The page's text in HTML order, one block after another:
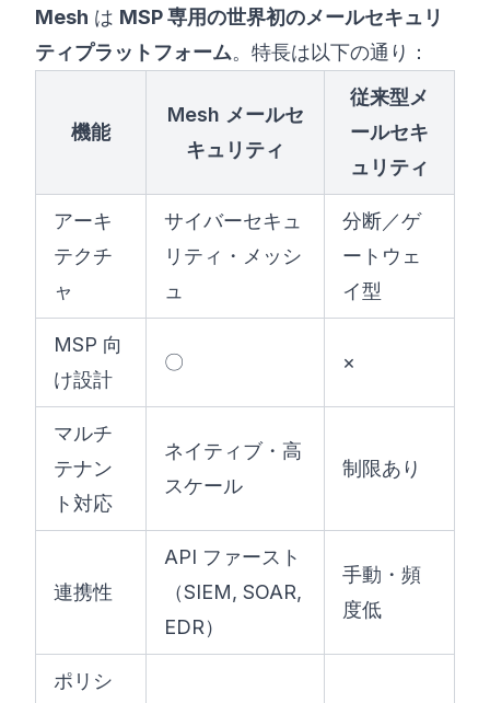
Mesh は MSP 専用の世界初のメールセキュリ
ティプラットフォーム。特長は以下の通り：
機能
Mesh メールセ
キュリティ
従来型メ
ールセキ
ュリティ
アーキ
テクチ
ャ
サイバーセキュ
リティ・メッシ
ュ
分断／ゲ
ートウェ
イ型
MSP 向
け設計
〇 ×
マルチ
テナン
ト対応
ネイティブ・高
スケール
制限あり
連携性
API ファースト
（SIEM, SOAR,
EDR）
手動・頻
度低
ポリシ